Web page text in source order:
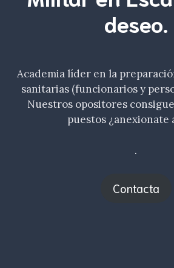
deseo.
Academia líder en la
sanitarias (funcionarios y
Nuestros opositores
puestos ¿anexionate
.
Contacta